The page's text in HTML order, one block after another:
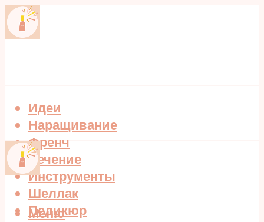
Идеи
Наращивание
Френч
Лечение
Инструменты
Шеллак
Педикюр
Меню